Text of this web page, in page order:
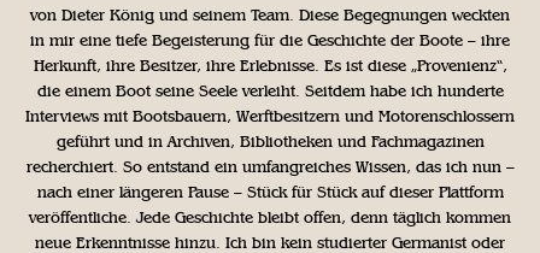
von Dieter König und seinem Team. Diese Begegnungen weckten
in mir eine tiefe Begeisterung für die Geschichte der Boote – ihre
Herkunft, ihre Besitzer, ihre Erlebnisse. Es ist diese „Provenienz“,
die einem Boot seine Seele verleiht. Seitdem habe ich hunderte
Interviews mit Bootsbauern, Werftbesitzern und Motorenschlossern
geführt und in Archiven, Bibliotheken und Fachmagazinen
recherchiert. So entstand ein umfangreiches Wissen, das ich nun –
nach einer längeren Pause – Stück für Stück auf dieser Plattform
veröffentliche. Jede Geschichte bleibt offen, denn täglich kommen
neue Erkenntnisse hinzu. Ich bin kein studierter Germanist oder